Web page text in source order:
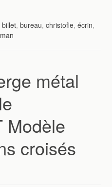
billet,bureau,christofle,écrin,
métal
Modèle
croisés